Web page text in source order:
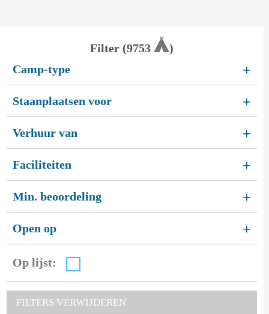
Filter (9753
)
Camp-type
+
Staanplaatsen voor +
Verhuur van +
Faciliteiten +
Min. beoordeling +
Open op +
Op lijst:
FILTERS VERWIJDEREN